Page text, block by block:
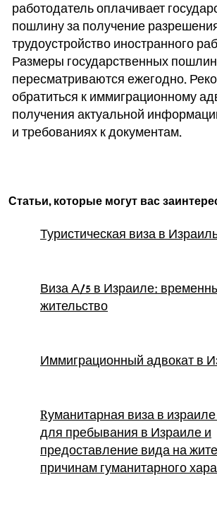
работодатель оплачивает
пошлину за получение
трудоустройство иностранного
Размеры государственных пошлин
пересматриваются ежегодно.
обратиться к иммиграционному
получения актуальной
и требованиях к документам.
Статьи, которые могут вас
Туристическая виза в
Виза А/5 в Израиле:
жительство
Иммиграционный адвокат в
Rуманитарная виза в
для пребывания в Израиле и
предоставление вида на
причинам гуманитарного